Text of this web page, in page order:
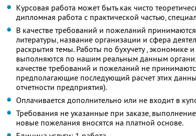
Курсовая работа может быть как чисто
дипломная работа с практической частью,
В качестве требований и пожеланий
литературы, название организации и сфера
раскрытия темы. Работы по бухучету , экономике
выполняются по нашим реальным данным
качестве требований и пожеланий не
предполагающие последующий расчет этих
отчетности предприятия).
Оплачивается дополнительно или не входит в
Требования не указанные при заказе,
новые пожелания вносятся на платной основе.